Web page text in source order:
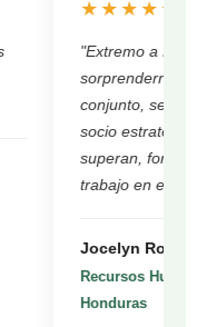
★★★★★
"Extremo a
sorprendernos!
conjunto, se ha
socio
superan,
trabajo en
Jocelyn
Recursos
Honduras